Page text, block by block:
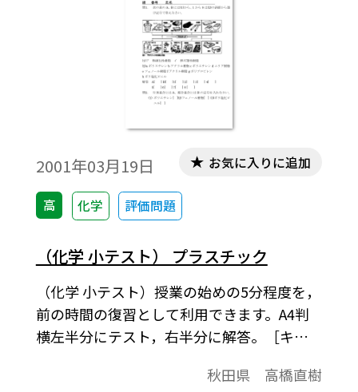
2001年03月19日
高 化学 評価問題
お気に入りに追加
（化学 小テスト） プラスチック
（化学 小テスト）授業の始めの5分程度を，
前の時間の復習として利用できます。A4判
横左半分にテスト，右半分に解答。［キー
リスチレン，アクリル樹脂，ポリエチレン，
秋田県 高橋直樹